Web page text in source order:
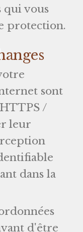
qui vous
protection.
sont
/
leur
dans la
d'être